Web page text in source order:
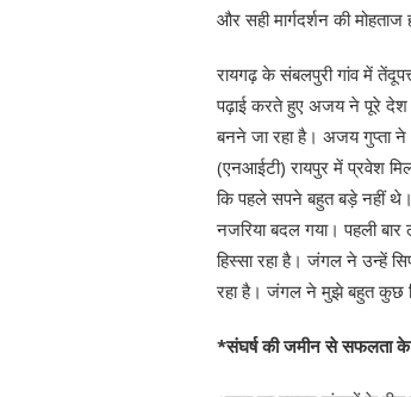
और सही मार्गदर्शन की मोहताज
रायगढ़ के संबलपुरी गांव में
पढ़ाई करते हुए अजय ने पूरे देश
बनने जा रहा है। अजय गुप्ता ने
(एनआईटी) रायपुर में प्रवेश
कि पहले सपने बहुत बड़े नहीं
नजरिया बदल गया। पहली
हिस्सा रहा है। जंगल ने उन्हें
रहा है। जंगल ने मुझे बहुत कुछ
*संघर्ष की जमीन से सफलता